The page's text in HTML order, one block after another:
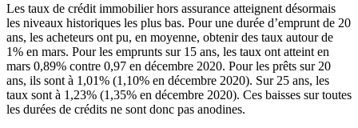
Les taux de crédit immobilier hors assurance atteignent désormais
les niveaux historiques les plus bas. Pour une durée d’emprunt de 20
ans, les acheteurs ont pu, en moyenne, obtenir des taux autour de
1% en mars. Pour les emprunts sur 15 ans, les taux ont atteint en
mars 0,89% contre 0,97 en décembre 2020. Pour les prêts sur 20
ans, ils sont à 1,01% (1,10% en décembre 2020). Sur 25 ans, les
taux sont à 1,23% (1,35% en décembre 2020). Ces baisses sur toutes
les durées de crédits ne sont donc pas anodines.